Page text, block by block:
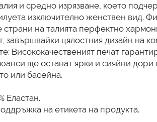
и средно изрязване, което
изключително женствен вид.
страни на талията перфектно
завършвайки цялостния дизайн на
Висококачественият печат
ще останат ярки и сияйни дори
или басейна.
Еластан.
на етикета на продукта.